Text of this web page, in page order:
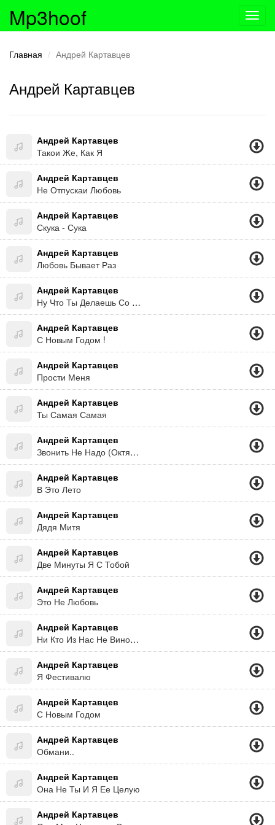
Mp3hoof
Главная Андрей Картавцев
Андрей Картавцев
Андрей Картавцев
Такои Же, Как Я
Андрей Картавцев
Не Отпускаи Любовь
Андрей Картавцев
Скука - Сука
Андрей Картавцев
Любовь Бывает Раз
Андрей Картавцев
Ну Что Ты Делаешь Со Мнои
Андрей Картавцев
С Новым Годом !
Андрей Картавцев
Прости Меня
Андрей Картавцев
Ты Самая Самая
Андрей Картавцев
Звонить Не Надо (Октябрь 2019)
Андрей Картавцев
В Это Лето
Андрей Картавцев
Дядя Митя
Андрей Картавцев
Две Минуты Я С Тобой
Андрей Картавцев
Это Не Любовь
Андрей Картавцев
Ни Кто Из Нас Не Виноват!
Андрей Картавцев
Я Фестивалю
Андрей Картавцев
С Новым Годом
Андрей Картавцев
Обмани..
Андрей Картавцев
Она Не Ты И Я Ее Целую
Андрей Картавцев